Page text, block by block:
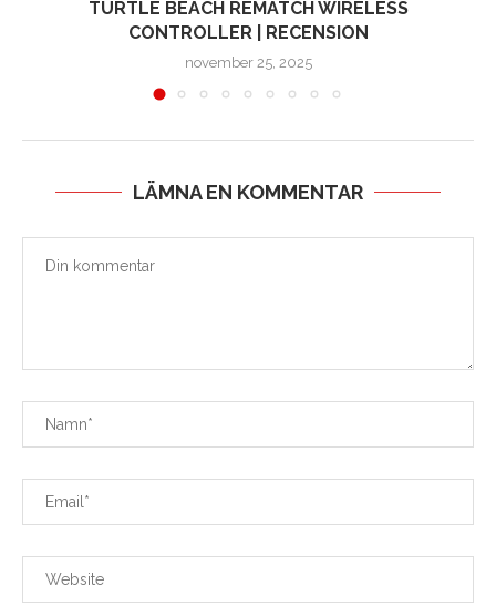
TURTLE BEACH REMATCH WIRELESS
CONTROLLER | RECENSION
november 25, 2025
LÄMNA EN KOMMENTAR